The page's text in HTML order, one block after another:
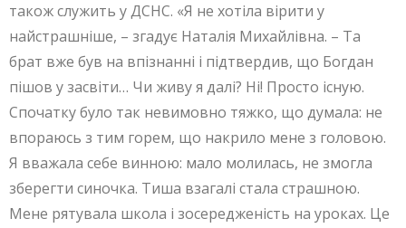
також служить у ДСНС. «Я не хотіла вірити у
найстрашніше, – згадує Наталія Михайлівна. – Та
брат вже був на впізнанні і підтвердив, що Богдан
пішов у засвіти… Чи живу я далі? Ні! Просто існую.
Спочатку було так невимовно тяжко, що думала: не
впораюсь з тим горем, що накрило мене з головою.
Я вважала себе винною: мало молилась, не змогла
зберегти синочка. Тиша взагалі стала страшною.
Мене рятувала школа і зосередженість на уроках. Це